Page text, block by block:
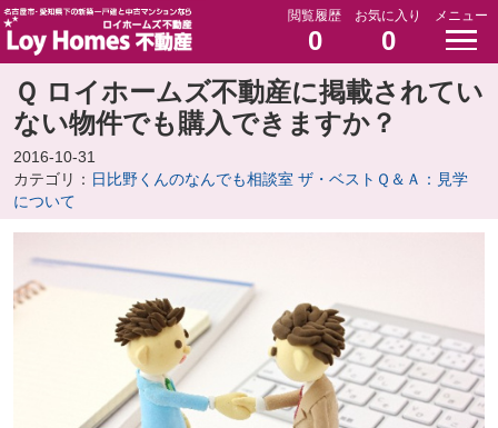
閲覧履歴
0
お気に入り
0
メニュー
Ｑ ロイホームズ不動産に掲載されてい
ない物件でも購入できますか？
2016-10-31
カテゴリ： 日比野くんのなんでも相談室 ザ・ベストＱ＆Ａ：見学
について